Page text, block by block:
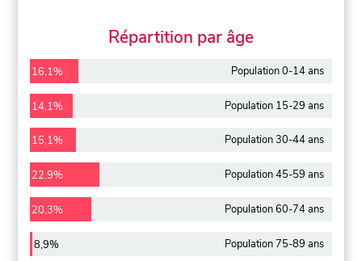
Répartition par âge
16,1% Population 0-14 ans
14,1% Population 15-29 ans
15,1% Population 30-44 ans
22,9% Population 45-59 ans
20,3% Population 60-74 ans
8,9% Population 75-89 ans